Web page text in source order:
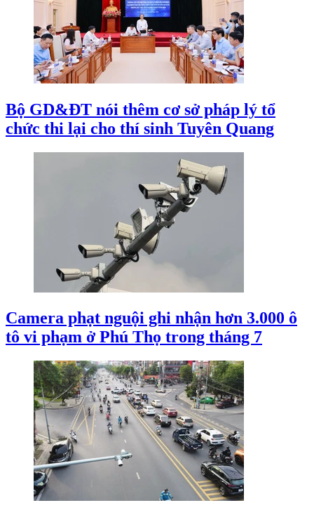
Bộ GD&ĐT nói thêm cơ sở pháp lý tổ
chức thi lại cho thí sinh Tuyên Quang
Camera phạt nguội ghi nhận hơn 3.000 ô
tô vi phạm ở Phú Thọ trong tháng 7